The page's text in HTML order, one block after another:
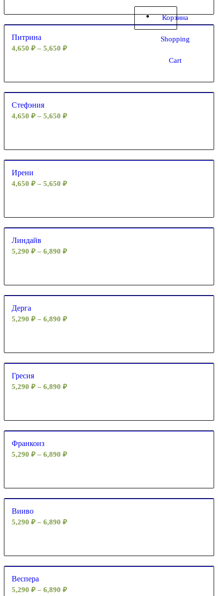
Корзина
Shopping
Cart
Питрина
4,650 ₽ – 5,650 ₽
Стефэния
4,650 ₽ – 5,650 ₽
Ирени
4,650 ₽ – 5,650 ₽
Линдайв
5,290 ₽ – 6,890 ₽
Дерга
5,290 ₽ – 6,890 ₽
Гресия
5,290 ₽ – 6,890 ₽
Франкоиз
5,290 ₽ – 6,890 ₽
Вииво
5,290 ₽ – 6,890 ₽
Веспера
5,290 ₽ – 6,890 ₽